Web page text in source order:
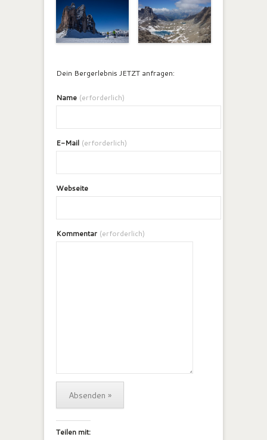
Dein Bergerlebnis JETZT anfragen:
Name (erforderlich)
E-Mail (erforderlich)
Webseite
Kommentar (erforderlich)
Teilen mit: